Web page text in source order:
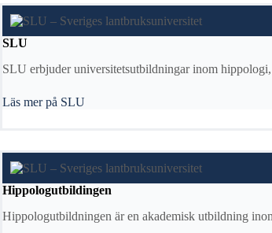
SLU
SLU erbjuder universitetsutbildningar inom
Läs mer på SLU
Hippologutbildingen
Hippologutbildningen är en akademisk utbildning